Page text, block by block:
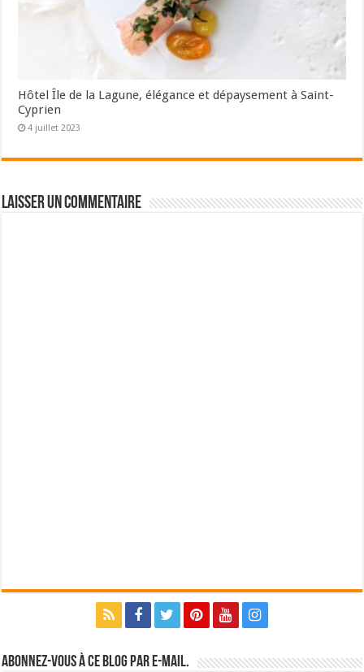
Hôtel Île de la Lagune, élégance et dépaysement à Saint-
Cyprien
4 juillet 2023
Laisser un commentaire
Abonnez-vous à ce blog par e-mail.